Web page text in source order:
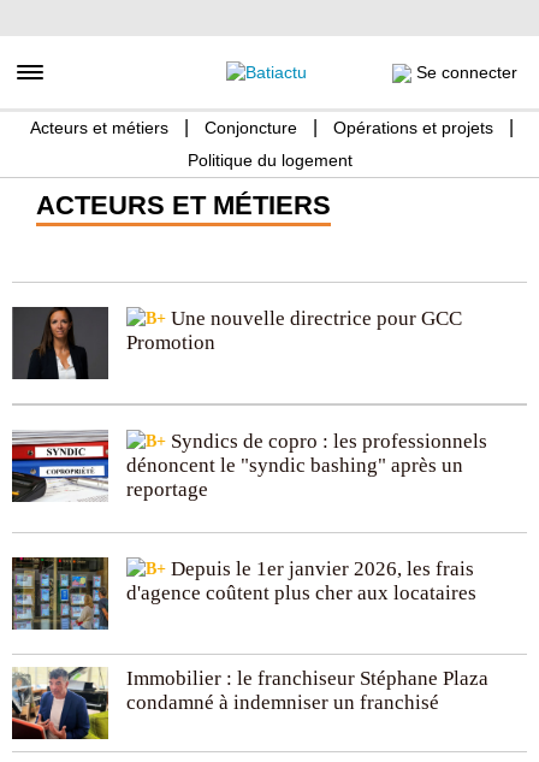
au
principal
Toggle navigation Se connecter
Acteurs et métiers Conjoncture
Opérations et projets
Politique du logement
ACTEURS ET MÉTIERS
Une nouvelle directrice pour GCC
Promotion
Syndics de copro : les professionnels
dénoncent le "syndic bashing" après un
reportage
Depuis le 1er janvier 2026, les frais
d'agence coûtent plus cher aux locataires
Immobilier : le franchiseur Stéphane Plaza
condamné à indemniser un franchisé